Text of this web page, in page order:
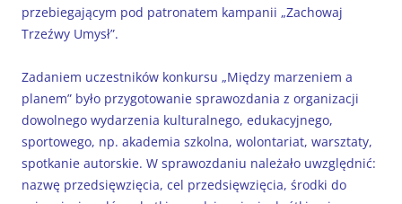
przebiegającym pod patronatem kampanii „Zachowaj
Trzeźwy Umysł”.
Zadaniem uczestników konkursu „Między marzeniem a
planem” było przygotowanie sprawozdania z organizacji
dowolnego wydarzenia kulturalnego, edukacyjnego,
sportowego, np. akademia szkolna, wolontariat, warsztaty,
spotkanie autorskie. W sprawozdaniu należało uwzględnić:
nazwę przedsięwzięcia, cel przedsięwzięcia, środki do